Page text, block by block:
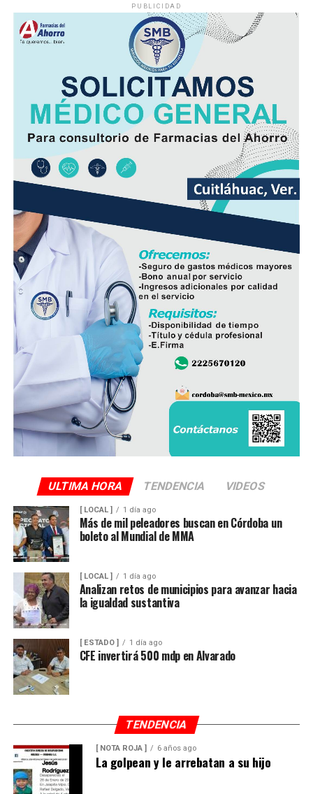
PUBLICIDAD
ULTIMA HORA TENDENCIA VIDEOS
[ LOCAL ] 1 día ago
Más de mil peleadores buscan en Córdoba un
boleto al Mundial de MMA
[ LOCAL ] 1 día ago
Analizan retos de municipios para avanzar hacia
la igualdad sustantiva
[ ESTADO ] 1 día ago
CFE invertirá 500 mdp en Alvarado
TENDENCIA
[ NOTA ROJA ] 6 años ago
La golpean y le arrebatan a su hijo